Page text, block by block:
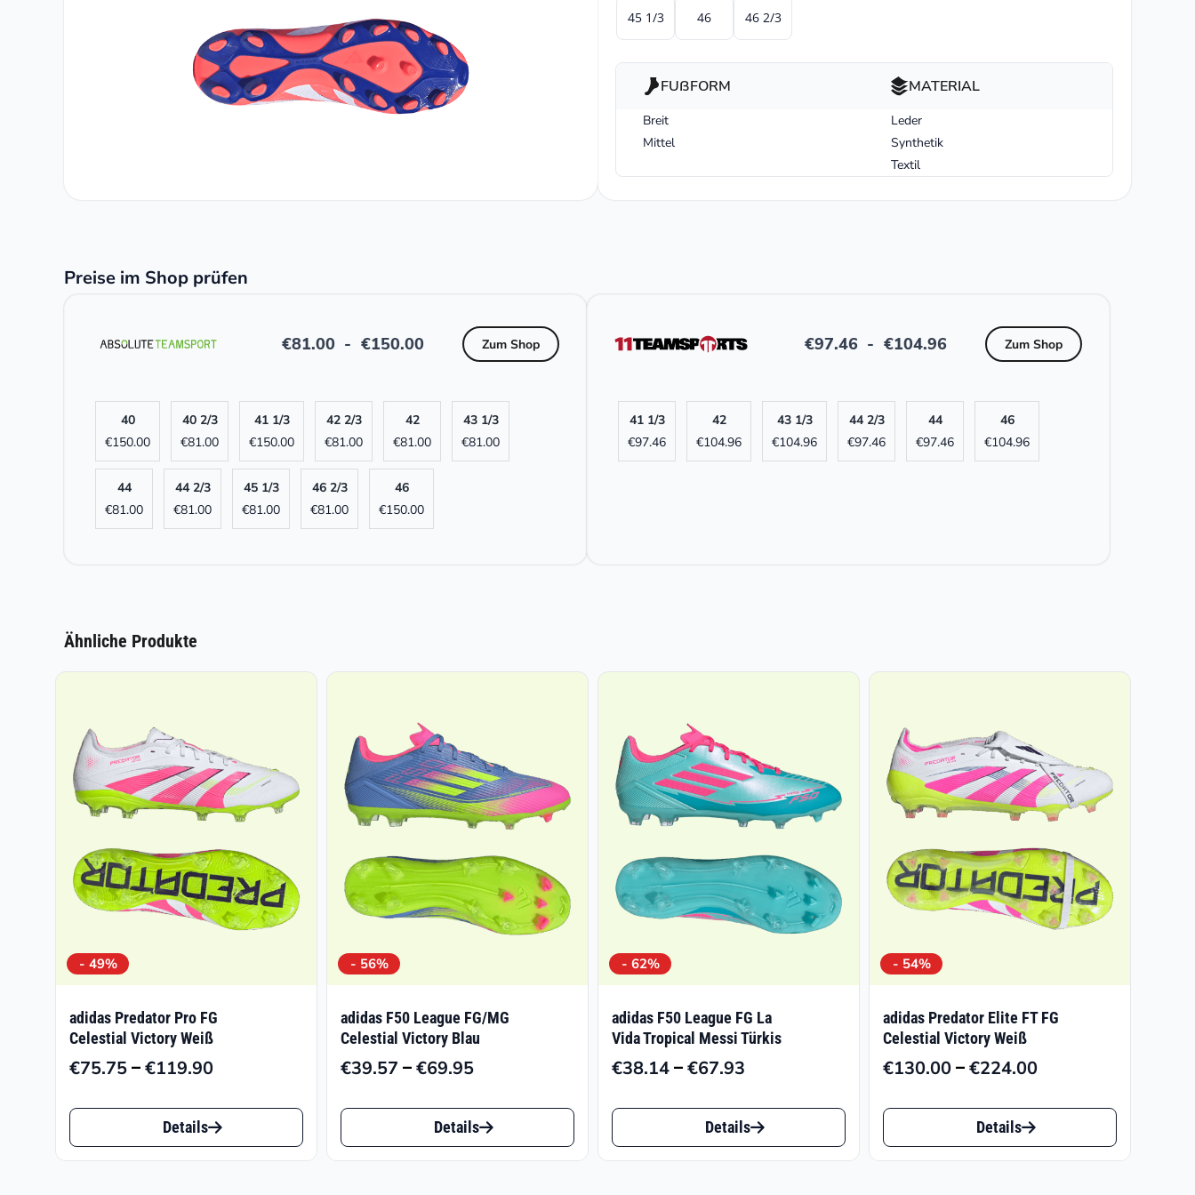
45 1/3 46 46 2/3
FUßFORM
Breit
Mittel
MATERIAL
Leder
Synthetik
Textil
Preise im Shop prüfen
€81.00 - €150.00 Zum Shop
40
€150.00
40 2/3
€81.00
41 1/3
€150.00
42 2/3
€81.00
42
€81.00
43 1/3
€81.00
44
€81.00
44 2/3
€81.00
45 1/3
€81.00
46 2/3
€81.00
46
€150.00
€97.46 - €104.96 Zum Shop
41 1/3
€97.46
42
€104.96
43 1/3
€104.96
44 2/3
€97.46
44
€97.46
46
€104.96
Ähnliche Produkte
- 49%
adidas Predator Pro FG
Celestial Victory Weiß
€75.75–€119.90Preisspanne:
bis
€119.90
Dieses
Produkt
Details
- 56%
adidas F50 League FG/MG
Celestial Victory Blau
€39.57 –€69.95Preisspanne:
bis
€69.95
Dieses
Produkt
Details
- 62%
adidas F50 League FG La
Vida Tropical Messi Türkis
€38.14–€67.93Preisspanne:
bis
€67.93
Dieses
Produkt
Details
- 54%
adidas Predator Elite FT FG
Celestial Victory Weiß
€130.00–€224.00Preisspanne:
€224.00
Dieses
Produkt
Details